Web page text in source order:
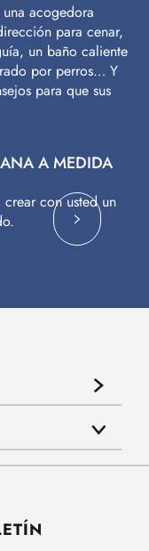
acogedora
para cenar,
un baño caliente
por perros… Y
para que sus
A MEDIDA
crear con usted un